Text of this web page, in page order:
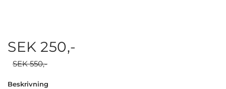
SEK 250,-
SEK 550,-
Beskrivning